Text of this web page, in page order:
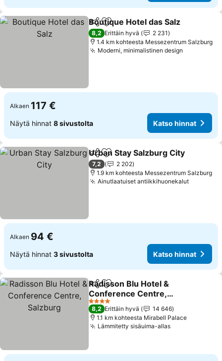
Jaa Lisää suosikkeihin
Boutique Hotel das Salz
8,2 Erittäin hyvä
2 231
1.4 km kohteesta Messezentrum Salzburg
Moderni, minimalistinen design
Alkaen 117 €
Näytä hinnat 8 sivustolta Katso hinnat
Jaa Lisää suosikkeihin
Urban Stay Salzburg City
7,2
2 202
1.9 km kohteesta Messezentrum Salzburg
Ainutlaatuiset antiikkihuonekalutKatso
Alkaen 94 €
Näytä hinnat 3 sivustolta Katso hinnat
Jaa Lisää suosikkeihin
Radisson Blu Hotel &
Conference Centre,
Salzburg
Katso hinnat
4 Tähtiluokitus
8,2 Erittäin hyvä
14 646
1.1 km kohteesta Mirabell Palace
Lämmitetty sisäuima-allasKatso hinnat